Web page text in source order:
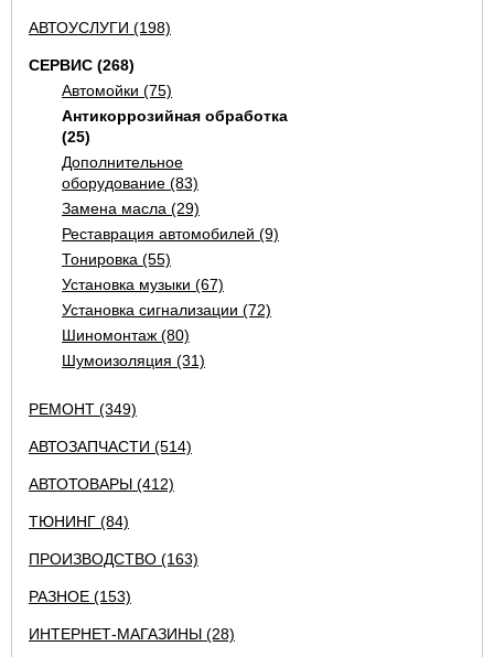
АВТОУСЛУГИ (198)
СЕРВИС (268)
Автомойки (75)
Антикоррозийная обработка
(25)
Дополнительное
оборудование (83)
Замена масла (29)
Реставрация автомобилей (9)
Тонировка (55)
Установка музыки (67)
Установка сигнализации (72)
Шиномонтаж (80)
Шумоизоляция (31)
РЕМОНТ (349)
АВТОЗАПЧАСТИ (514)
АВТОТОВАРЫ (412)
ТЮНИНГ (84)
ПРОИЗВОДСТВО (163)
РАЗНОЕ (153)
ИНТЕРНЕТ-МАГАЗИНЫ (28)